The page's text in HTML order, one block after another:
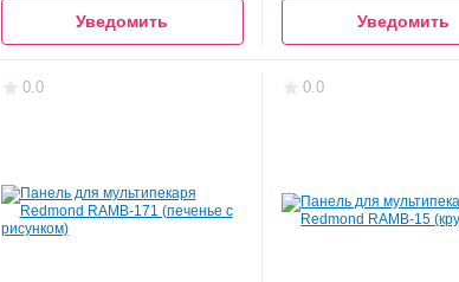
Уведомить Уведомить
0.0 0.0